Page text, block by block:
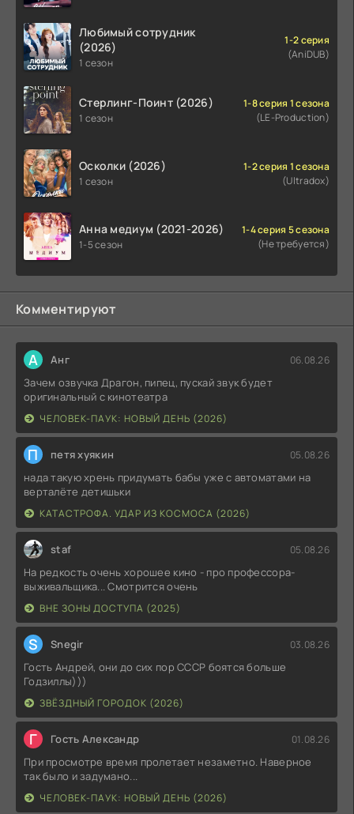
Любимый сотрудник
(2026)
1 сезон
1-2 серия
(AniDUB)
Стерлинг-Поинт (2026)
1 сезон
1-8 серия 1 сезона
(LE-Production)
Осколки (2026)
1 сезон
1-2 серия 1 сезона
(Ultradox)
Анна медиум (2021-2026)
1-5 сезон
1-4 серия 5 сезона
(Не требуется)
Комментируют
А Анг 06.08.26
Зачем озвучка Драгон, пипец, пускай звук будет
оригинальный с кинотеатра
ЧЕЛОВЕК-ПАУК: НОВЫЙ ДЕНЬ (2026)
П петя хуякин 05.08.26
нада такую хрень придумать бабы уже с автоматами на
верталёте детишьки
КАТАСТРОФА. УДАР ИЗ КОСМОСА (2026)
staf 05.08.26
На редкость очень хорошее кино - про профессора-
выживальщика... Смотрится очень
ВНЕ ЗОНЫ ДОСТУПА (2025)
S Snegir 03.08.26
Гость Андрей, они до сих пор СССР боятся больше
Годзиллы)))
ЗВЁЗДНЫЙ ГОРОДОК (2026)
Г Гость Александр 01.08.26
При просмотре время пролетает незаметно. Наверное
так было и задумано...
ЧЕЛОВЕК-ПАУК: НОВЫЙ ДЕНЬ (2026)